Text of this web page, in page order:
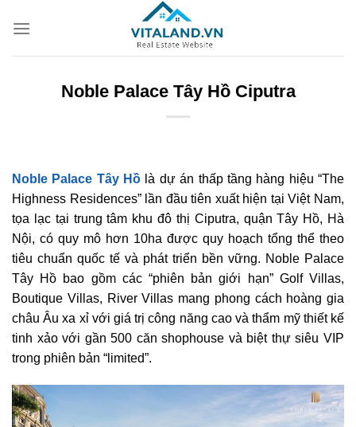
qua
Noble Palace Tây Hồ Ciputra
Noble Palace Tây Hồ là dự án thấp tầng hàng hiệu “The
Highness Residences” lần đầu tiên xuất hiện tại Việt Nam,
tọa lạc tại trung tâm khu đô thị Ciputra, quận Tây Hồ, Hà
Nội, có quy mô hơn 10ha được quy hoạch tổng thể theo
tiêu chuẩn quốc tế và phát triển bền vững. Noble Palace
Tây Hồ bao gồm các “phiên bản giới hạn” Golf Villas,
Boutique Villas, River Villas mang phong cách hoàng gia
châu Âu xa xỉ với giá trị công năng cao và thẩm mỹ thiết kế
tinh xảo với gần 500 căn shophouse và biệt thự siêu VIP
trong phiên bản “limited”.